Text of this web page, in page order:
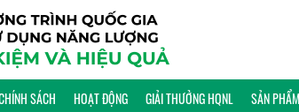
SÁCH HOẠT ĐỘNG GIẢI THƯỞNG HQNL SẢN